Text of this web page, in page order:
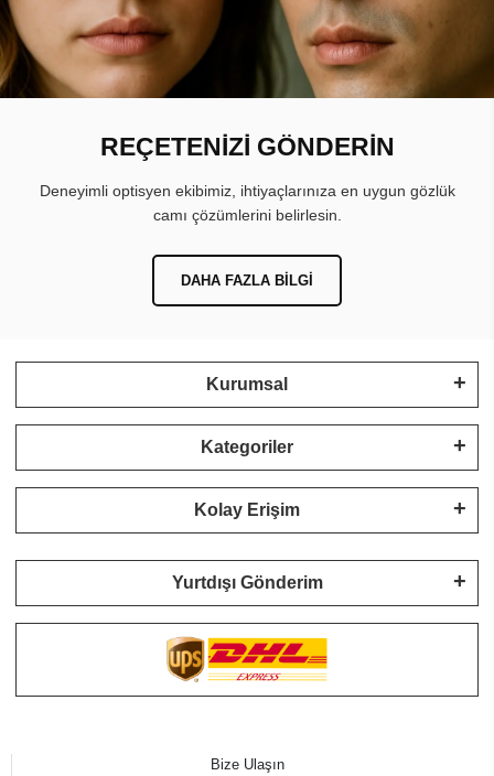
REÇETENİZİ GÖNDERİN
Deneyimli optisyen ekibimiz, ihtiyaçlarınıza en uygun gözlük
camı çözümlerini belirlesin.
DAHA FAZLA BILGI
Kurumsal
Kategoriler
Kolay Erişim
Yurtdışı Gönderim
Bize Ulaşın